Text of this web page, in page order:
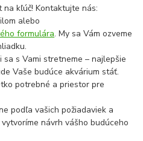
kľúč! Kontaktujte nás:
alebo
formulára. My sa Vám ozveme
sa s Vami stretneme – najlepšie
Vaše budúce akvárium stáť.
potrebné a priestor pre
podľa vašich požiadaviek a
návrh vášho budúceho